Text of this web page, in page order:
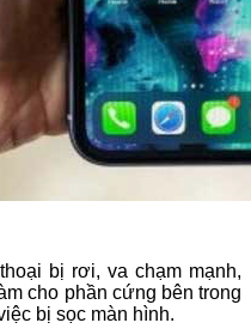
bị rơi, va chạm mạnh,
cho phần cứng bên trong
bị sọc màn hình.